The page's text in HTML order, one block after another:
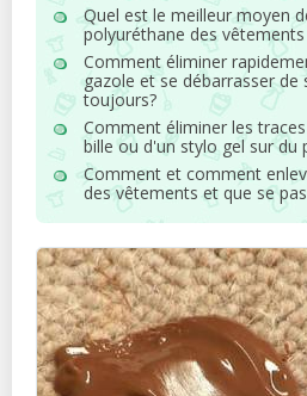
Quel est le meilleur moyen
polyuréthane des
Comment éliminer
gazole et se débarrasser de
toujours?
Comment éliminer les
bille ou d'un stylo gel sur du
Comment et comment
des vêtements et que se